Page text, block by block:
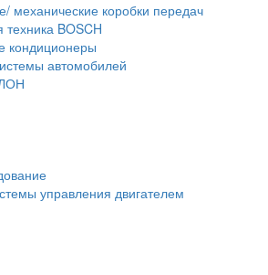
механические коробки передач
BOSCH
кондиционеры
автомобилей
управления двигателем